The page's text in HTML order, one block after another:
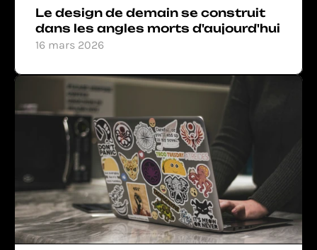
Le design de demain se construit
dans les angles morts d'aujourd'hui
16 mars 2026